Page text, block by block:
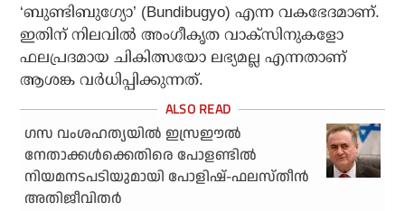
‘ബുണ്ടിബുഗ്യോ’ (Bundibugyo) എന്ന വകഭേദമാണ്.
ഇതിന് നിലവില്‍ അംഗീകൃത വാക്‌സിനുകളോ
ഫലപ്രദമായ ചികിത്സയോ ലഭ്യമല്ല എന്നതാണ്
ആശങ്ക വര്‍ധിപ്പിക്കുന്നത്.
ഗസ വംശഹത്യയില്‍ ഇസ്രഈല്‍
നേതാക്കള്‍ക്കെതിരെ പോളണ്ടില്‍
നിയമനടപടിയുമായി പോളിഷ്-ഫലസ്തീന്‍
അതിജീവിതര്‍